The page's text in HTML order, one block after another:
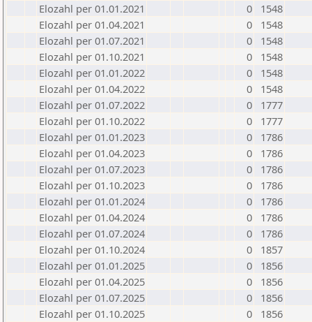
Elozahl per 01.01.2021
0
1548
Elozahl per 01.04.2021
0
1548
Elozahl per 01.07.2021
0
1548
Elozahl per 01.10.2021
0
1548
Elozahl per 01.01.2022
0
1548
Elozahl per 01.04.2022
0
1548
Elozahl per 01.07.2022
0
1777
Elozahl per 01.10.2022
0
1777
Elozahl per 01.01.2023
0
1786
Elozahl per 01.04.2023
0
1786
Elozahl per 01.07.2023
0
1786
Elozahl per 01.10.2023
0
1786
Elozahl per 01.01.2024
0
1786
Elozahl per 01.04.2024
0
1786
Elozahl per 01.07.2024
0
1786
Elozahl per 01.10.2024
0
1857
Elozahl per 01.01.2025
0
1856
Elozahl per 01.04.2025
0
1856
Elozahl per 01.07.2025
0
1856
Elozahl per 01.10.2025
0
1856